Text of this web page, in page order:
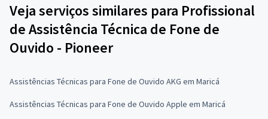
Veja serviços similares para Profissional
de Assistência Técnica de Fone de
Ouvido - Pioneer
Assistências Técnicas para Fone de Ouvido AKG em Maricá
Assistências Técnicas para Fone de Ouvido Apple em Maricá